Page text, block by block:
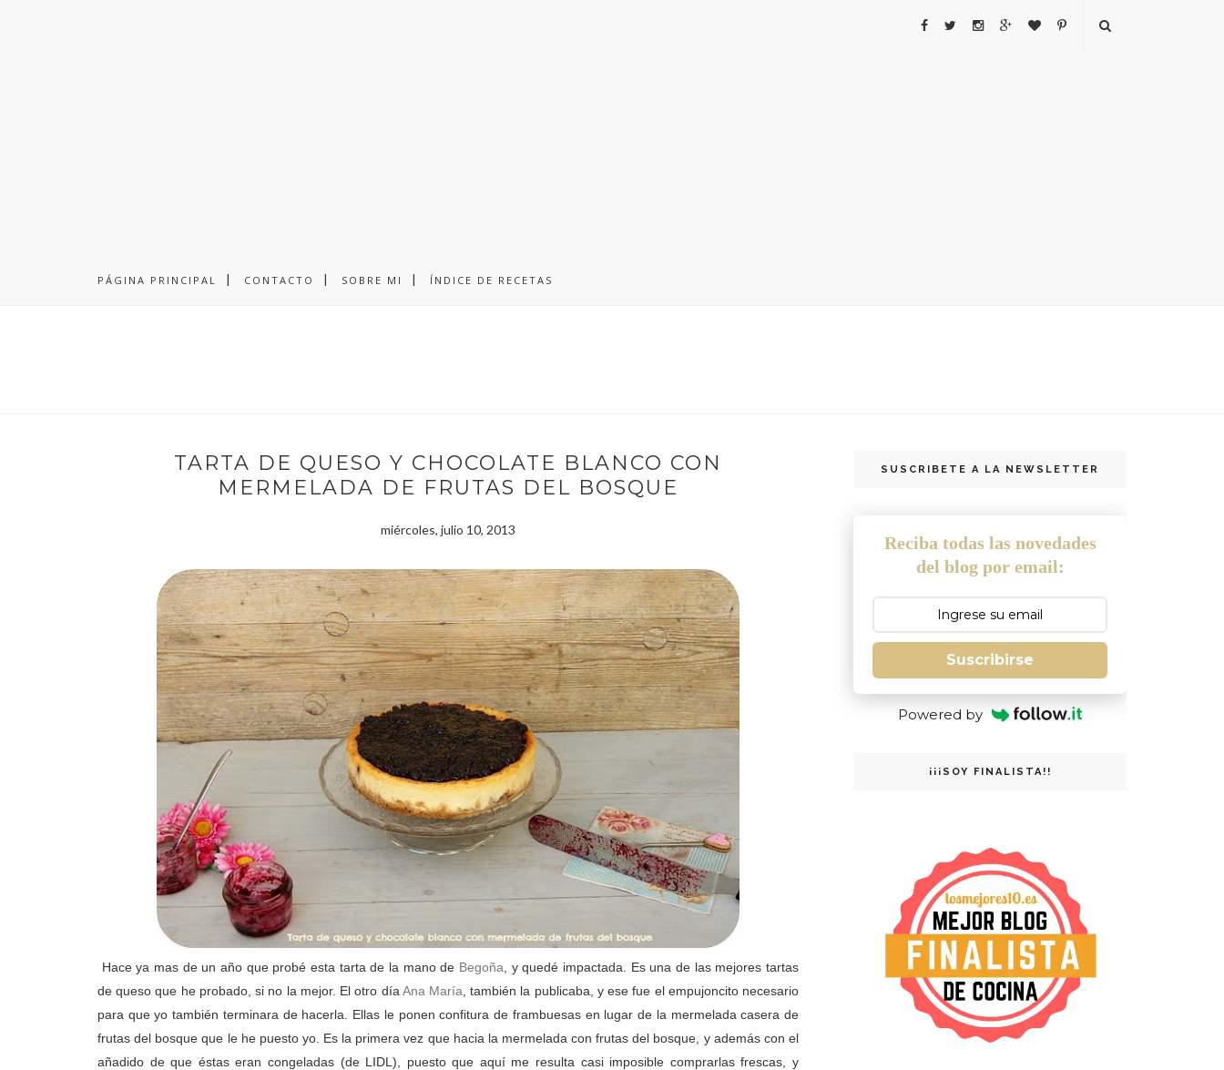
PÁGINA PRINCIPAL CONTACTO SOBRE MI ÍNDICE DE RECETAS
TARTA DE QUESO Y CHOCOLATE BLANCO CON
MERMELADA DE FRUTAS DEL BOSQUE
miércoles, julio 10, 2013
Hace ya mas de un año que probé esta tarta de la mano de Begoña , y quedé impactada. Es una de las mejores tartas
de queso que he probado, si no la mejor. El otro día Ana María , también la publicaba, y ese fue el empujoncito necesario
para que yo también terminara de hacerla. Ellas le ponen confitura de frambuesas en lugar de la mermelada casera de
frutas del bosque que le he puesto yo. Es la primera vez que hacia la mermelada con frutas del bosque, y además con el
añadido de que éstas eran congeladas (de LIDL), puesto que aquí me resulta casi imposible comprarlas frescas, y
SUSCRIBETE A LA NEWSLETTER
Reciba todas las novedades
del blog por email:
Suscribirse
Powered by
¡¡¡SOY FINALISTA!!